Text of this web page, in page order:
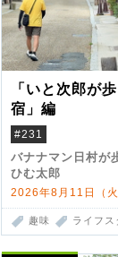
「いと次郎が
宿」編
#231
バナナマン日村が
ひむ太郎
2026年8月11日（
趣味 ライフス